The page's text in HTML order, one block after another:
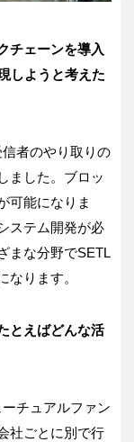
チェーンを導入
しようと考えた
者のやり取りの
ました。ブロッ
可能になりま
ステム開発が必
まな分野でSETL
なります。
とえばどんな活
チュアルファン
社ごとに別で行